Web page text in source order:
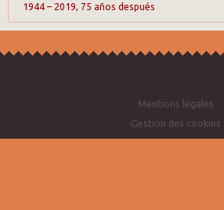
1944 – 2019, 75 años después
Mentions légales
Gestion des cookies